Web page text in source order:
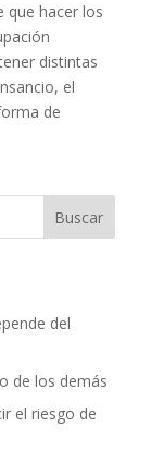
que hacer los
distintas
el
de
Buscar
del
de los demás
el riesgo de